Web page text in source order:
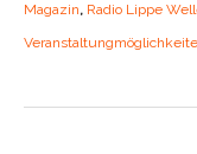
Magazin, Radio Lippe